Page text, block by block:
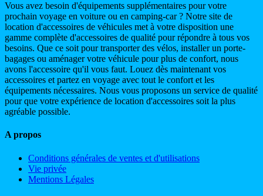
Vous avez besoin d'équipements supplémentaires pour votre
prochain voyage en voiture ou en camping-car ? Notre site de
location d'accessoires de véhicules met à votre disposition une
gamme complète d'accessoires de qualité pour répondre à tous vos
besoins. Que ce soit pour transporter des vélos, installer un porte-
bagages ou aménager votre véhicule pour plus de confort, nous
avons l'accessoire qu'il vous faut. Louez dès maintenant vos
accessoires et partez en voyage avec tout le confort et les
équipements nécessaires. Nous vous proposons un service de qualité
pour que votre expérience de location d'accessoires soit la plus
agréable possible.
A propos
Conditions générales de ventes et d'utilisations
Vie privée
Mentions Légales